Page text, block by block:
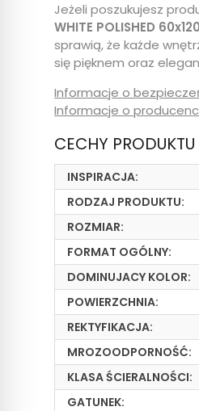
Jeżeli poszukujesz
WHITE POLISHED 60x120
sprawią, że każde
się pięknem oraz
Informacje o
Informacje o
CECHY PRODUKTU
INSPIRACJA:
RODZAJ PRODUKTU:
ROZMIAR:
FORMAT OGÓLNY:
DOMINUJACY KOLOR:
POWIERZCHNIA:
REKTYFIKACJA:
MROZOODPORNOŚĆ:
KLASA ŚCIERALNOŚCI:
GATUNEK: